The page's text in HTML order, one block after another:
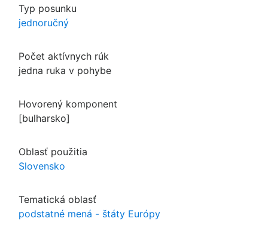
Typ posunku
jednoručný
Počet aktívnych rúk
jedna ruka v pohybe
Hovorený komponent
[bulharsko]
Oblasť použitia
Slovensko
Tematická oblasť
podstatné mená - štáty Európy